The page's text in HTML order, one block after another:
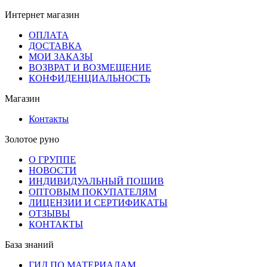
Интернет магазин
ОПЛАТА
ДОСТАВКА
МОИ ЗАКАЗЫ
ВОЗВРАТ И ВОЗМЕЩЕНИЕ
КОНФИДЕНЦИАЛЬНОСТЬ
Магазин
Контакты
Золотое руно
О ГРУППЕ
НОВОСТИ
ИНДИВИДУАЛЬНЫЙ ПОШИВ
ОПТОВЫМ ПОКУПАТЕЛЯМ
ЛИЦЕНЗИИ И СЕРТИФИКАТЫ
ОТЗЫВЫ
КОНТАКТЫ
База знаний
ГИД ПО МАТЕРИАЛАМ